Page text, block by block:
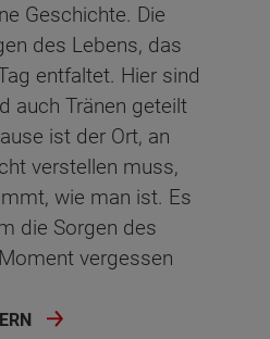
Geschichte. Die
des Lebens, das
entfaltet. Hier sind
auch Tränen geteilt
ist der Ort, an
verstellen muss,
wie man ist. Es
die Sorgen des
vergessen